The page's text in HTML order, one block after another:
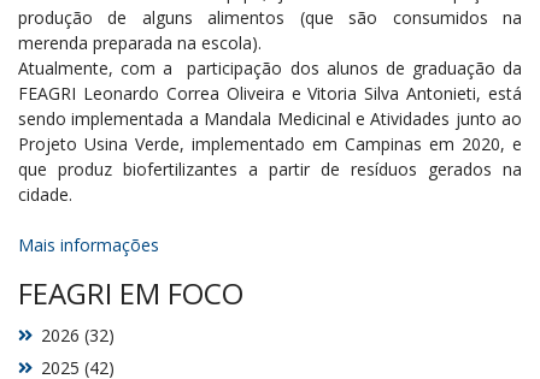
produção de alguns alimentos (que são consumidos na
merenda preparada na escola).
Atualmente, com a participação dos alunos de graduação da
FEAGRI Leonardo Correa Oliveira e Vitoria Silva Antonieti, está
sendo implementada a Mandala Medicinal e Atividades junto ao
Projeto Usina Verde, implementado em Campinas em 2020, e
que produz biofertilizantes a partir de resíduos gerados na
cidade.
Mais informações
FEAGRI EM FOCO
2025 (42)
2026 (32)